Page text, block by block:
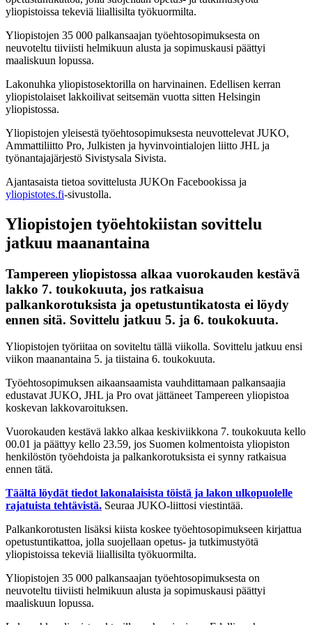
yliopistoissa tekeviä liiallisilta työkuormilta.
Yliopistojen 35 000 palkansaajan työehtosopimuksesta on
neuvoteltu tiiviisti helmikuun alusta ja sopimuskausi päättyi
maaliskuun lopussa.
Lakonuhka yliopistosektorilla on harvinainen. Edellisen kerran
yliopistolaiset lakkoilivat seitsemän vuotta sitten Helsingin
yliopistossa.
Yliopistojen yleisestä työehtosopimuksesta neuvottelevat JUKO,
Ammattiliitto Pro, Julkisten ja hyvinvointialojen liitto JHL ja
työnantajajärjestö Sivistysala Sivista.
Ajantasaista tietoa sovittelusta JUKOn Facebookissa ja
yliopistotes.fi-sivustolla.
Yliopistojen työehtokiistan sovittelu
jatkuu maanantaina
Tampereen yliopistossa alkaa vuorokauden kestävä
lakko 7. toukokuuta, jos ratkaisua
palkankorotuksista ja opetustuntikatosta ei löydy
ennen sitä. Sovittelu jatkuu 5. ja 6. toukokuuta.
Yliopistojen työriitaa on soviteltu tällä viikolla. Sovittelu jatkuu ensi
viikon maanantaina 5. ja tiistaina 6. toukokuuta.
Työehtosopimuksen aikaansaamista vauhdittamaan palkansaajia
edustavat JUKO, JHL ja Pro ovat jättäneet Tampereen yliopistoa
koskevan lakkovaroituksen.
Vuorokauden kestävä lakko alkaa keskiviikkona 7. toukokuuta kello
00.01 ja päättyy kello 23.59, jos Suomen kolmentoista yliopiston
henkilöstön työehdoista ja palkankorotuksista ei synny ratkaisua
ennen tätä.
Täältä löydät tiedot lakonalaisista töistä ja lakon ulkopuolelle
rajatuista tehtävistä. Seuraa JUKO-liittosi viestintää.
Palkankorotusten lisäksi kiista koskee työehtosopimukseen kirjattua
opetustuntikattoa, jolla suojellaan opetus- ja tutkimustyötä
yliopistoissa tekeviä liiallisilta työkuormilta.
Yliopistojen 35 000 palkansaajan työehtosopimuksesta on
neuvoteltu tiiviisti helmikuun alusta ja sopimuskausi päättyi
maaliskuun lopussa.